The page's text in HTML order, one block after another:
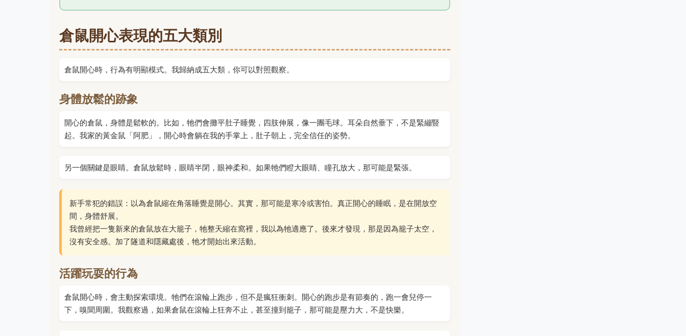
倉鼠開心表現的五大類別
倉鼠開心時，行為有明顯模式。我歸納成五大類，你可以對照觀察。
身體放鬆的跡象
開心的倉鼠，身體是鬆軟的。比如，牠們會攤平肚子睡覺，四肢伸展，像一團毛球。耳朵自然垂下，不是緊繃豎
起。我家的黃金鼠「阿肥」，開心時會躺在我的手掌上，肚子朝上，完全信任的姿勢。
另一個關鍵是眼睛。倉鼠放鬆時，眼睛半閉，眼神柔和。如果牠們瞪大眼睛、瞳孔放大，那可能是緊張。
新手常犯的錯誤：以為倉鼠縮在角落睡覺是開心。其實，那可能是寒冷或害怕。真正開心的睡眠，是在開放空
間，身體舒展。
我曾經把一隻新來的倉鼠放在大籠子，牠整天縮在窩裡，我以為牠適應了。後來才發現，那是因為籠子太空，
沒有安全感。加了隧道和隱藏處後，牠才開始出來活動。
活躍玩耍的行為
倉鼠開心時，會主動探索環境。牠們在滾輪上跑步，但不是瘋狂衝刺。開心的跑步是有節奏的，跑一會兒停一
下，嗅聞周圍。我觀察過，如果倉鼠在滾輪上狂奔不止，甚至撞到籠子，那可能是壓力大，不是快樂。